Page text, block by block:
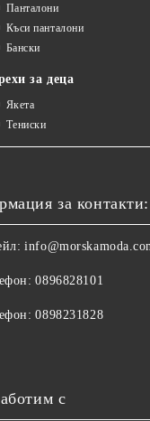
Панталони
Къси панталони
Бански
за деца
Якета
Тениски
за контакти:
0896828101
0898231828
с